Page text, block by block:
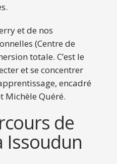
et de nos
(Centre de
totale. C’est le
et se concentrer
encadré
Michèle Quéré.
de
Issoudun